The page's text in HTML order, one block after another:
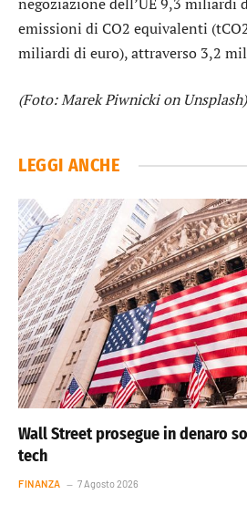
emissioni di CO2 equivalenti
miliardi di euro), attraverso 3,2
(Foto: Marek Piwnicki on Unsplash)
LEGGI ANCHE
Wall Street prosegue in denaro
tech
FINANZA 7 Agosto 2026